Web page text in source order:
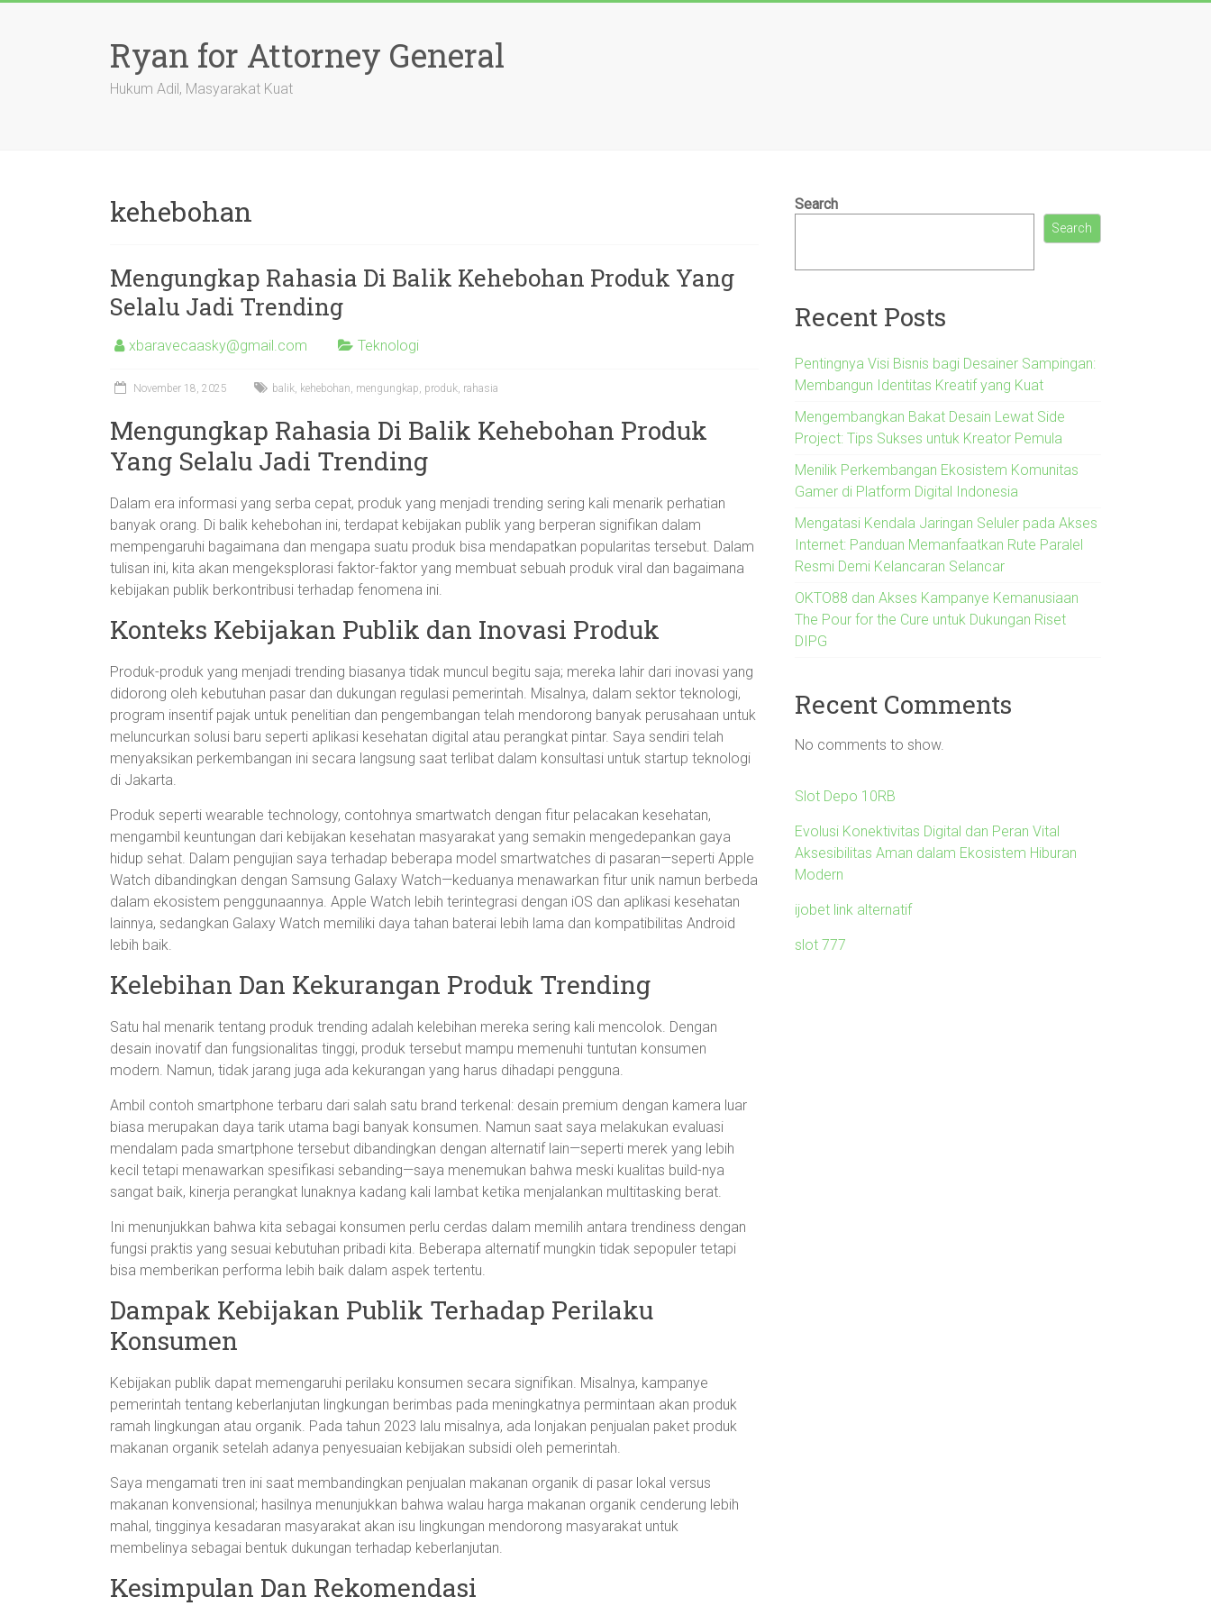
Ryan for Attorney General
Hukum Adil, Masyarakat Kuat
kehebohan
Mengungkap Rahasia Di Balik Kehebohan Produk Yang
Selalu Jadi Trending
xbaravecaasky@gmail.com Teknologi
November 18, 2025 balik, kehebohan, mengungkap, produk, rahasia
Mengungkap Rahasia Di Balik Kehebohan Produk
Yang Selalu Jadi Trending
Dalam era informasi yang serba cepat, produk yang menjadi trending sering kali menarik perhatian
banyak orang. Di balik kehebohan ini, terdapat kebijakan publik yang berperan signifikan dalam
mempengaruhi bagaimana dan mengapa suatu produk bisa mendapatkan popularitas tersebut. Dalam
tulisan ini, kita akan mengeksplorasi faktor-faktor yang membuat sebuah produk viral dan bagaimana
kebijakan publik berkontribusi terhadap fenomena ini.
Konteks Kebijakan Publik dan Inovasi Produk
Produk-produk yang menjadi trending biasanya tidak muncul begitu saja; mereka lahir dari inovasi yang
didorong oleh kebutuhan pasar dan dukungan regulasi pemerintah. Misalnya, dalam sektor teknologi,
program insentif pajak untuk penelitian dan pengembangan telah mendorong banyak perusahaan untuk
meluncurkan solusi baru seperti aplikasi kesehatan digital atau perangkat pintar. Saya sendiri telah
menyaksikan perkembangan ini secara langsung saat terlibat dalam konsultasi untuk startup teknologi
di Jakarta.
Produk seperti wearable technology, contohnya smartwatch dengan fitur pelacakan kesehatan,
mengambil keuntungan dari kebijakan kesehatan masyarakat yang semakin mengedepankan gaya
hidup sehat. Dalam pengujian saya terhadap beberapa model smartwatches di pasaran—seperti Apple
Watch dibandingkan dengan Samsung Galaxy Watch—keduanya menawarkan fitur unik namun berbeda
dalam ekosistem penggunaannya. Apple Watch lebih terintegrasi dengan iOS dan aplikasi kesehatan
lainnya, sedangkan Galaxy Watch memiliki daya tahan baterai lebih lama dan kompatibilitas Android
lebih baik.
Kelebihan Dan Kekurangan Produk Trending
Satu hal menarik tentang produk trending adalah kelebihan mereka sering kali mencolok. Dengan
desain inovatif dan fungsionalitas tinggi, produk tersebut mampu memenuhi tuntutan konsumen
modern. Namun, tidak jarang juga ada kekurangan yang harus dihadapi pengguna.
Ambil contoh smartphone terbaru dari salah satu brand terkenal: desain premium dengan kamera luar
biasa merupakan daya tarik utama bagi banyak konsumen. Namun saat saya melakukan evaluasi
mendalam pada smartphone tersebut dibandingkan dengan alternatif lain—seperti merek yang lebih
kecil tetapi menawarkan spesifikasi sebanding—saya menemukan bahwa meski kualitas build-nya
sangat baik, kinerja perangkat lunaknya kadang kali lambat ketika menjalankan multitasking berat.
Ini menunjukkan bahwa kita sebagai konsumen perlu cerdas dalam memilih antara trendiness dengan
fungsi praktis yang sesuai kebutuhan pribadi kita. Beberapa alternatif mungkin tidak sepopuler tetapi
bisa memberikan performa lebih baik dalam aspek tertentu.
Dampak Kebijakan Publik Terhadap Perilaku
Konsumen
Kebijakan publik dapat memengaruhi perilaku konsumen secara signifikan. Misalnya, kampanye
pemerintah tentang keberlanjutan lingkungan berimbas pada meningkatnya permintaan akan produk
ramah lingkungan atau organik. Pada tahun 2023 lalu misalnya, ada lonjakan penjualan paket produk
makanan organik setelah adanya penyesuaian kebijakan subsidi oleh pemerintah.
Saya mengamati tren ini saat membandingkan penjualan makanan organik di pasar lokal versus
makanan konvensional; hasilnya menunjukkan bahwa walau harga makanan organik cenderung lebih
mahal, tingginya kesadaran masyarakat akan isu lingkungan mendorong masyarakat untuk
membelinya sebagai bentuk dukungan terhadap keberlanjutan.
Kesimpulan Dan Rekomendasi
Search
Search
Recent Posts
Pentingnya Visi Bisnis bagi Desainer Sampingan:
Membangun Identitas Kreatif yang Kuat
Mengembangkan Bakat Desain Lewat Side
Project: Tips Sukses untuk Kreator Pemula
Menilik Perkembangan Ekosistem Komunitas
Gamer di Platform Digital Indonesia
Mengatasi Kendala Jaringan Seluler pada Akses
Internet: Panduan Memanfaatkan Rute Paralel
Resmi Demi Kelancaran Selancar
OKTO88 dan Akses Kampanye Kemanusiaan
The Pour for the Cure untuk Dukungan Riset
DIPG
Recent Comments
No comments to show.
Slot Depo 10RB
Evolusi Konektivitas Digital dan Peran Vital
Aksesibilitas Aman dalam Ekosistem Hiburan
Modern
ijobet link alternatif
slot 777